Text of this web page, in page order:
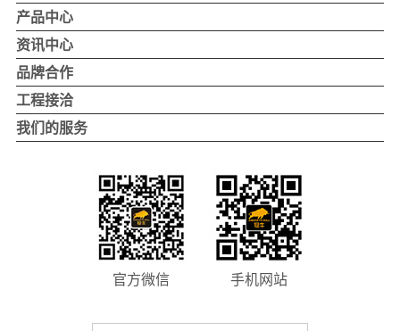
关于冠牛
冠牛品牌
冠牛荣誉
4.0智造
发展历程
产品中心
冠牛木门
整体家居
实景案例
资讯中心
公司新闻
品牌活动
品牌合作
品牌优势
行业优势
工程接洽
企业工程项目
工程项目联系
我们的服务
全国经销商门店查询
官方微信 手机网站